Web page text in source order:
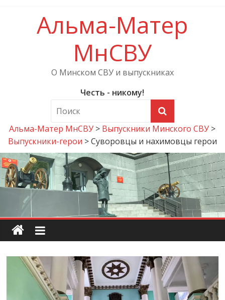
Альма-Матер
МнСВУ
О Минском СВУ и выпускниках
Честь - никому!
Альма-Матер МнСВУ > Выпускники Минского СВУ >
Выпускники-герои >Суворовцы и нахимовцы герои